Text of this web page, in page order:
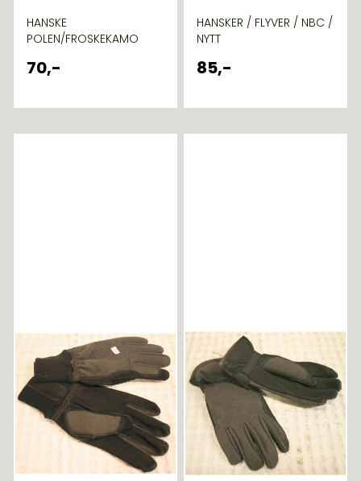
HANSKE
POLEN/FROSKEKAMO
70,-
HANSKER / FLYVER / NBC /
NYTT
85,-